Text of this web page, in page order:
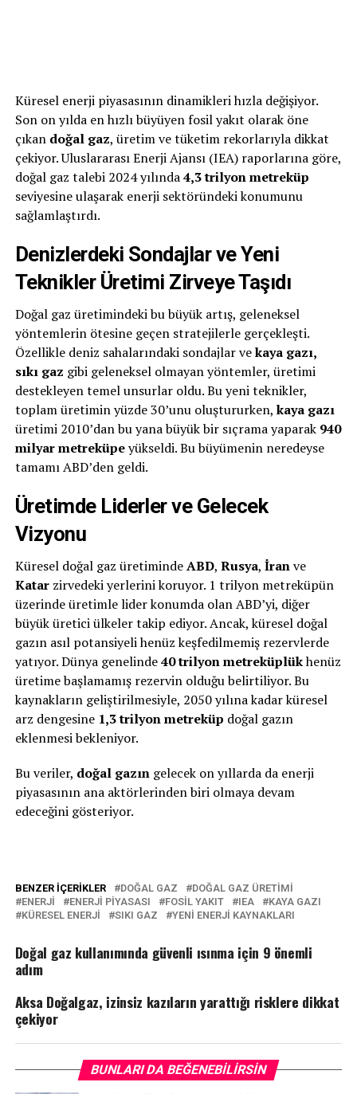
Küresel enerji piyasasının dinamikleri hızla değişiyor.
Son on yılda en hızlı büyüyen fosil yakıt olarak öne
çıkan doğal gaz, üretim ve tüketim rekorlarıyla dikkat
çekiyor. Uluslararası Enerji Ajansı (IEA) raporlarına göre,
doğal gaz talebi 2024 yılında4,3 trilyon metreküp
seviyesine ulaşarak enerji sektöründeki konumunu
sağlamlaştırdı.
Denizlerdeki Sondajlar ve Yeni
Teknikler Üretimi Zirveye Taşıdı
Doğal gaz üretimindeki bu büyük artış, geleneksel
yöntemlerin ötesine geçen stratejilerle gerçekleşti.
Özellikle deniz sahalarındaki sondajlar vekaya gazı,
sıkı gaz gibi geleneksel olmayan yöntemler, üretimi
destekleyen temel unsurlar oldu. Bu yeni teknikler,
toplam üretimin yüzde 30’unu oluştururken,kaya gazı
üretimi 2010’dan bu yana büyük bir sıçrama yaparak 940
milyar metreküpeyükseldi. Bu büyümenin neredeyse
tamamı ABD’den geldi.
Üretimde Liderler ve Gelecek
Vizyonu
Küresel doğal gaz üretimindeABD, Rusya, İranve
Katarzirvedeki yerlerini koruyor. 1 trilyon metreküpün
üzerinde üretimle lider konumda olan ABD’yi, diğer
büyük üretici ülkeler takip ediyor. Ancak, küresel doğal
gazın asıl potansiyeli henüz keşfedilmemiş rezervlerde
yatıyor. Dünya genelinde40 trilyon metreküplükhenüz
üretime başlamamış rezervin olduğu belirtiliyor. Bu
kaynakların geliştirilmesiyle, 2050 yılına kadar küresel
arz dengesine 1,3 trilyon metreküp doğal gazın
eklenmesi bekleniyor.
Bu veriler, doğal gazıngelecek on yıllarda da enerji
piyasasının ana aktörlerinden biri olmaya devam
edeceğini gösteriyor.
BENZER İÇERIKLER DOĞAL GAZ
DOĞAL GAZ ÜRETIMI
ENERJI
ENERJI PIYASASI FOSIL YAKIT IEA
KAYA GAZI
KÜRESEL ENERJI
SIKI GAZ YENI ENERJI KAYNAKLARI
Doğal gaz kullanımında güvenli ısınma için 9 önemli
adım
Aksa Doğalgaz, izinsiz kazıların yarattığı risklere dikkat
çekiyor
BUNLARI DA BEĞENEBILIRSIN